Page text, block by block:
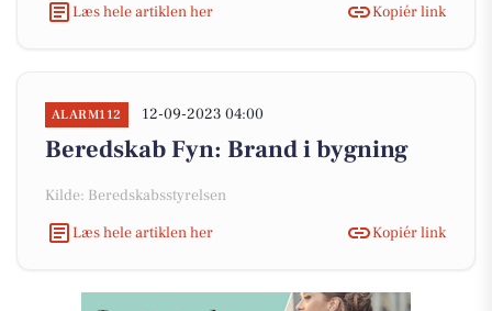
Læs hele artiklen her
Kopiér link
ALARM112 12-09-2023 04:00
Beredskab Fyn: Brand i bygning
Kilde: Beredskabsstyrelsen
Læs hele artiklen her
Kopiér link